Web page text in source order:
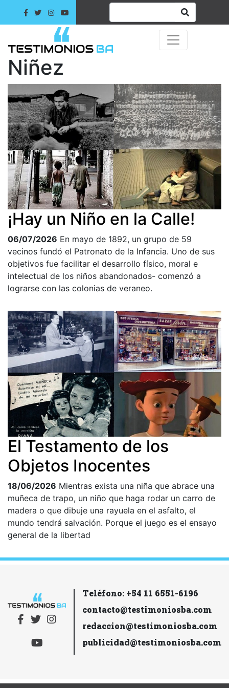
Niñez
¡Hay un Niño en la Calle!
06/07/2026 En mayo de 1892, un grupo de 59
vecinos fundó el Patronato de la Infancia. Uno de sus
objetivos fue facilitar el desarrollo físico, moral e
intelectual de los niños abandonados- comenzó a
lograrse con las colonias de veraneo.
El Testamento de los
Objetos Inocentes
18/06/2026 Mientras exista una niña que abrace una
muñeca de trapo, un niño que haga rodar un carro de
madera o que dibuje una rayuela en el asfalto, el
mundo tendrá salvación. Porque el juego es el ensayo
general de la libertad
Teléfono: +54 11 6551-6196
contacto@testimoniosba.com
redaccion@testimoniosba.com
publicidad@testimoniosba.com